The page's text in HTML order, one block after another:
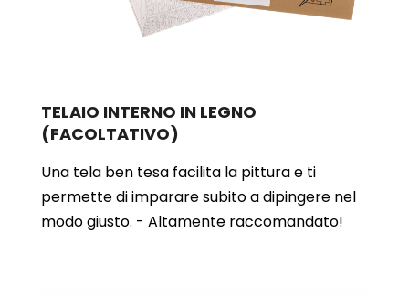
TELAIO INTERNO IN LEGNO
(FACOLTATIVO)
Una tela ben tesa facilita la pittura e ti
permette di imparare subito a dipingere nel
modo giusto. - Altamente raccomandato!